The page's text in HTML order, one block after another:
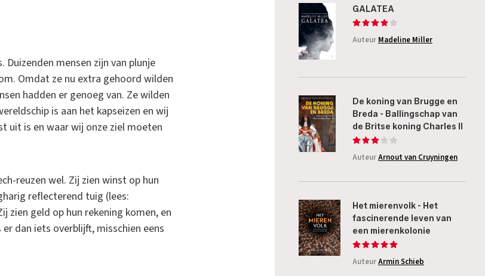
mensen zijn van plunje
Omdat ze nu extra gehoord wilden
hadden er genoeg van. Ze wilden
is aan het kapseizen en wij
uit is en waar wij onze ziel moeten
reuzen wel. Zij zien winst op hun
reflecterend tuig (lees:
zien geld op hun rekening komen, en
dan iets overblijft, misschien eens
GALATEA
Auteur Madeline Miller
De koning van Brugge en
Breda - Ballingschap van
de Britse koning Charles II
AuteurArnout van Cruyningen
Het mierenvolk - Het
fascinerende leven van
een mierenkolonie
AuteurArmin Schieb